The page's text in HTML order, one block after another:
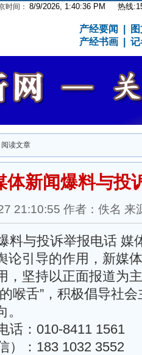
时间： 8/9/2026, 1:40:37 PM 热线
产经要闻
产经书画
记
阅读文章
体新闻爆料与投
21:10:55 作者：佚名
与投诉举报电话 媒
论引导的作用，新媒
，坚持以正面报道为
喉舌”，积极倡导社
：010-8411 1561
）：183 1032 3552